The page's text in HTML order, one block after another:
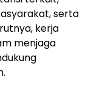
serta
kerja
menjaga